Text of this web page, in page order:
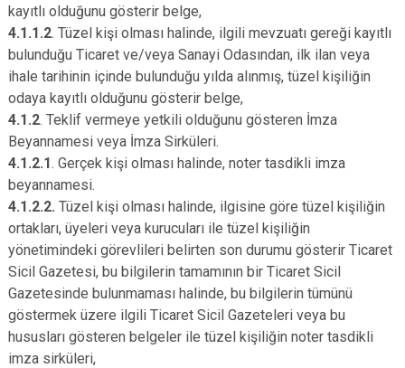
kayıtlı olduğunu gösterir belge,
4.1.1.2. Tüzel kişi olması halinde, ilgili mevzuatı gereği kayıtlı
bulunduğu Ticaret ve/veya Sanayi Odasından, ilk ilan veya
ihale tarihinin içinde bulunduğu yılda alınmış, tüzel kişiliğin
odaya kayıtlı olduğunu gösterir belge,
4.1.2. Teklif vermeye yetkili olduğunu gösteren İmza
Beyannamesi veya İmza Sirküleri.
4.1.2.1. Gerçek kişi olması halinde, noter tasdikli imza
beyannamesi.
4.1.2.2. Tüzel kişi olması halinde, ilgisine göre tüzel kişiliğin
ortakları, üyeleri veya kurucuları ile tüzel kişiliğin
yönetimindeki görevlileri belirten son durumu gösterir Ticaret
Sicil Gazetesi, bu bilgilerin tamamının bir Ticaret Sicil
Gazetesinde bulunmaması halinde, bu bilgilerin tümünü
göstermek üzere ilgili Ticaret Sicil Gazeteleri veya bu
hususları gösteren belgeler ile tüzel kişiliğin noter tasdikli
imza sirküleri,